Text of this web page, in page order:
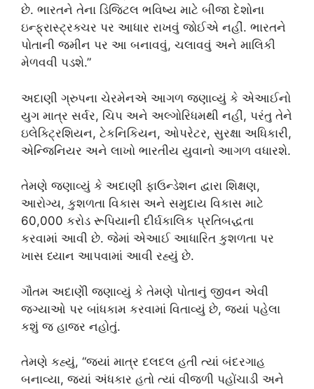
છે. ભારતને તેના ડિજિટલ ભવિષ્ય માટે બીજા દેશોના
ઇન્ફ્રાસ્ટ્રક્ચર પર આધાર રાખવું જોઈએ નહીં. ભારતને
પોતાની જમીન પર આ બનાવવું, ચલાવવું અને માલિકી
મેળવવી પડશે.”
અદાણી ગ્રુપના ચેરમેનએ આગળ જણાવ્યું કે એઆઈનો
યુગ માત્ર સર્વર, ચિપ અને અલ્ગોરિધમથી નહીં, પરંતુ તેને
ઇલેક્ટ્રિશિયન, ટેકનિકિયન, ઓપરેટર, સુરક્ષા અધિકારી,
એન્જિનિયર અને લાખો ભારતીય યુવાનો આગળ વધારશે.
તેમણે જણાવ્યું કે અદાણી ફાઉન્ડેશન દ્વારા શિક્ષણ,
આરોગ્ય, કુશળતા વિકાસ અને સમુદાય વિકાસ માટે
60,000 કરોડ રૂપિયાની દીર્ઘકાલિક પ્રતિબદ્ધતા
કરવામાં આવી છે. જેમાં એઆઈ આધારિત કુશળતા પર
ખાસ ધ્યાન આપવામાં આવી રહ્યું છે.
ગૌતમ અદાણીે જણાવ્યું કે તેમણે પોતાનું જીવન એવી
જગ્યાઓ પર બાંધકામ કરવામાં વિતાવ્યું છે, જ્યાં પહેલા
કશું જ હાજર નહોતું.
તેમણે કહ્યું, “જ્યાં માત્ર દલદલ હતી ત્યાં બંદરગાહ
બનાવ્યા, જ્યાં અંધકાર હતો ત્યાં વીજળી પહોંચાડી અને